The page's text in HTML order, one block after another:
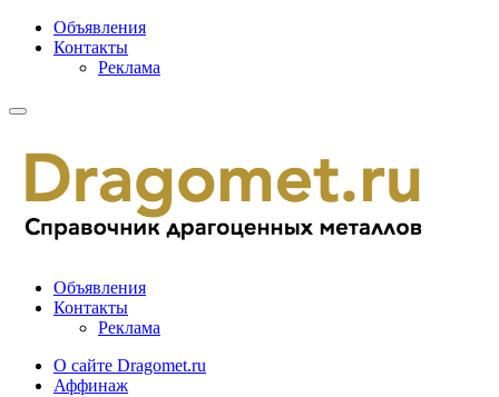
Объявления
Контакты
Реклама
Объявления
Контакты
Реклама
О сайте Dragomet.ru
Аффинаж